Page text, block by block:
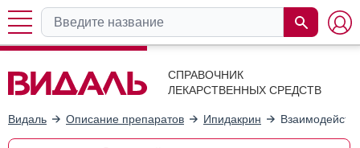
СПРАВОЧНИК
ЛЕКАРСТВЕННЫХ СРЕДСТВ
Видаль Описание препаратов Ипидакрин